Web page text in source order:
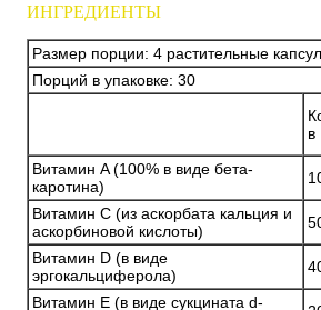
ИНГРЕДИЕНТЫ
Размер порции: 4 растительные
Порций в упаковке: 30
в
Витамин A (100% в виде бета-
каротина)
Витамин С (из аскорбата кальция и
аскорбиновой кислоты)
Витамин D (в виде
эргокальциферола)
Витамин E (в виде сукцината d-